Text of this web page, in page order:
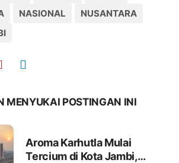
NASIONAL
NUSANTARA
MENYUKAI POSTINGAN INI
Aroma Karhutla Mulai
Tercium di Kota Jambi,